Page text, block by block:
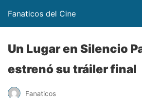
Fanaticos del Cine
Un Lugar en Silencio
estrenó su tráiler final
Fanaticos